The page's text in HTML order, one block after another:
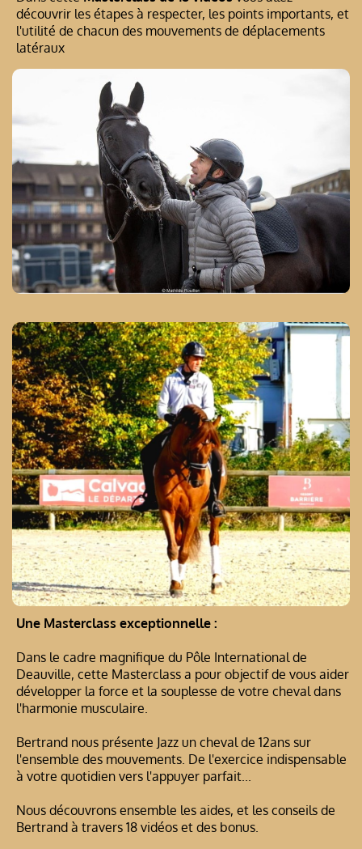
découvrir les étapes à respecter, les points importants, et
l'utilité de chacun des mouvements de déplacements
latéraux
Une Masterclass exceptionnelle :
Dans le cadre magnifique du Pôle International de
Deauville, cette Masterclass a pour objectif de vous aider
développer la force et la souplesse de votre cheval dans
l'harmonie musculaire.
Bertrand nous présente Jazz un cheval de 12ans sur
l'ensemble des mouvements. De l'exercice indispensable
à votre quotidien vers l'appuyer parfait...
Nous découvrons ensemble les aides, et les conseils de
Bertrand à travers 18 vidéos et des bonus.